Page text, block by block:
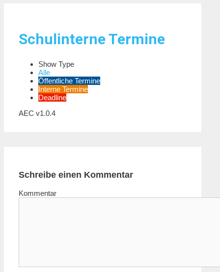
Schulinterne Termine
Show Type
Alle
Öffentliche Termine
Interne Termine
Deadline
AEC v1.0.4
Schreibe einen Kommentar
Kommentar